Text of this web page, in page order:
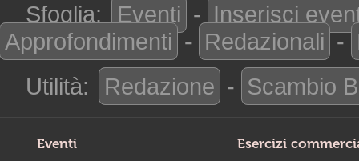
Sfoglia: Eventi - Inserisci
Approfondimenti - Redazionali -
Utilità:
Redazione - Scambio
Eventi Esercizi